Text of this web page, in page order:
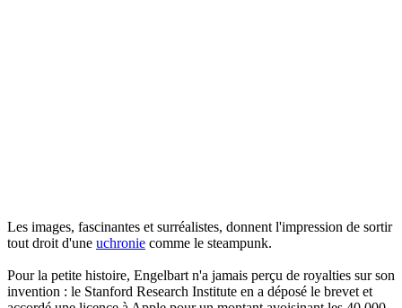
Les images, fascinantes et surréalistes, donnent l'impression de sortir
tout droit d'une uchronie comme le steampunk.
Pour la petite histoire, Engelbart n'a jamais perçu de royalties sur son
invention : le Stanford Research Institute en a déposé le brevet et